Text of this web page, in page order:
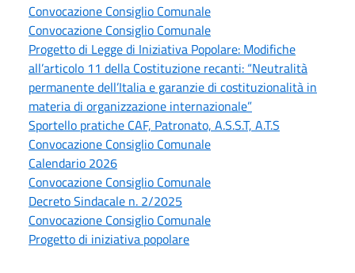
Convocazione Consiglio Comunale
Convocazione Consiglio Comunale
Progetto di Legge di Iniziativa Popolare: Modifiche
all’articolo 11 della Costituzione recanti: “Neutralità
permanente dell’Italia e garanzie di costituzionalità in
materia di organizzazione internazionale”
Sportello pratiche CAF, Patronato, A.S.S.T, A.T.S
Convocazione Consiglio Comunale
Calendario 2026
Convocazione Consiglio Comunale
Decreto Sindacale n. 2/2025
Convocazione Consiglio Comunale
Progetto di iniziativa popolare